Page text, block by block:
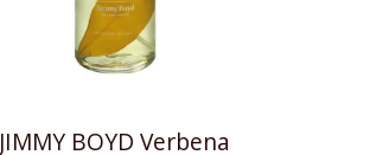
JIMMY BOYD Verbena